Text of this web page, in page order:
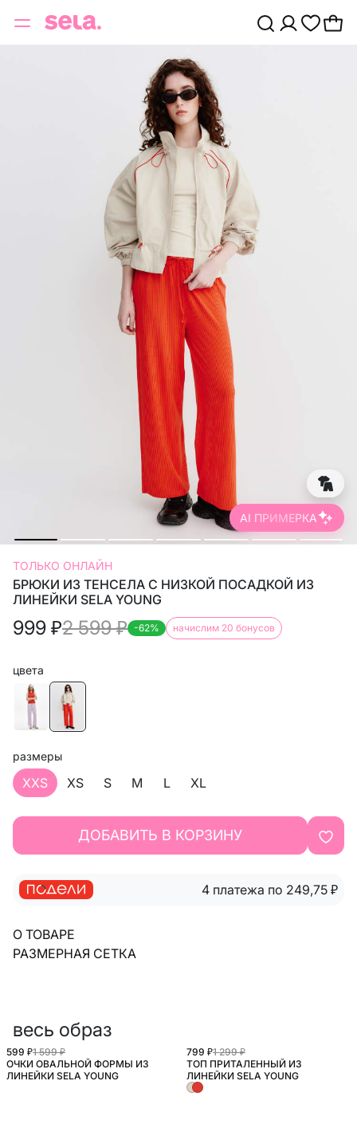
AI ПРИМЕРКА
ТОЛЬКО ОНЛАЙН
БРЮКИ ИЗ ТЕНСЕЛА С НИЗКОЙ ПОСАДКОЙ ИЗ
ЛИНЕЙКИ SELA YOUNG
999 ₽2 599₽ -62% начислим 20 бонусов
цвета
размеры
XXS XS S M L XL
ДОБАВИТЬ В КОРЗИНУ
4 платежа по 249,75 ₽
О ТОВАРЕ
РАЗМЕРНАЯ СЕТКА
весь образ
599 ₽1 599 ₽
ОЧКИ ОВАЛЬНОЙ ФОРМЫ ИЗ
ЛИНЕЙКИ SELA YOUNG
799 ₽1 299 ₽
ТОП ПРИТАЛЕННЫЙ ИЗ
ЛИНЕЙКИ SELA YOUNG